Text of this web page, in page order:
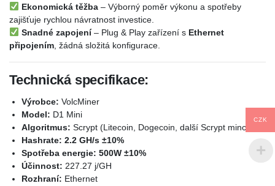
Ekonomická těžba– Výborný poměr výkonu a spotřeby
zajišťuje rychlou návratnost investice.
Snadné zapojení– Plug & Play zařízení s Ethernet
připojením , žádná složitá konfigurace.
Technická specifikace:
Výrobce: VolcMiner
Model: D1 Mini
Algoritmus: Scrypt (Litecoin, Dogecoin, další Scrypt mince)
Hashrate: 2.2 GH/s ±10%
Spotřeba energie: 500W ±10%
Účinnost: 227.27 j/GH
Rozhraní: Ethernet
CZK